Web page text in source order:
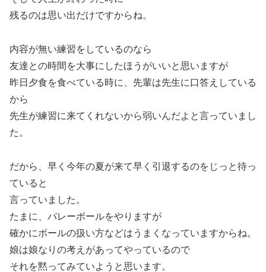
残るのは思い出だけですからね。
内容が無い練習をしているのなら
友達との時間を大事にしたほうがいいと思いますが
昨日夕食を食べている時に、先輩は先生に口答えしている
から
先生が練習に来てくれないから弱いんだよと言っていまし
た。
だから、早く今年の夏が来て早く引退するのをじっと待っ
ていると
言っていました。
たまに、バレーボールをやりますが
確かにボールの扱い方などはうまくなっていますからね。
娘は娘なりの考えがあってやっているので
それを黙ってみていようと思います。